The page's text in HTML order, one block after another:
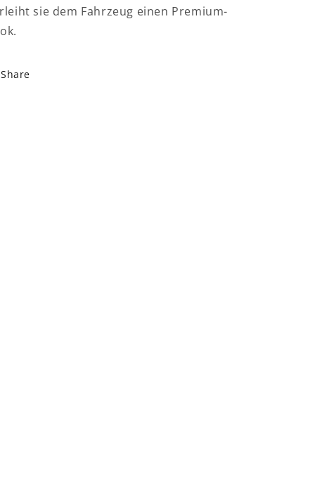
sie dem Fahrzeug einen Premium-
Share